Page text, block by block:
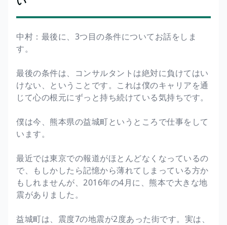
中村：最後に、3つ目の条件についてお話をしま
す。
最後の条件は、コンサルタントは絶対に負けてはい
けない、ということです。これは僕のキャリアを通
じて心の根元にずっと持ち続けている気持ちです。
僕は今、熊本県の益城町というところで仕事をして
います。
最近では東京での報道がほとんどなくなっているの
で、もしかしたら記憶から薄れてしまっている方か
もしれませんが、2016年の4月に、熊本で大きな地
震がありました。
益城町は、震度7の地震が2度あった街です。実は、